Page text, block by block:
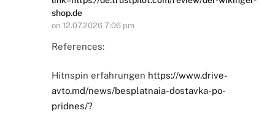
shop.de
on 12.07.2026 7:06 pm
References:
Hitnspin erfahrungen https://www.drive-
avto.md/news/besplatnaia-dostavka-po-
pridnes/?